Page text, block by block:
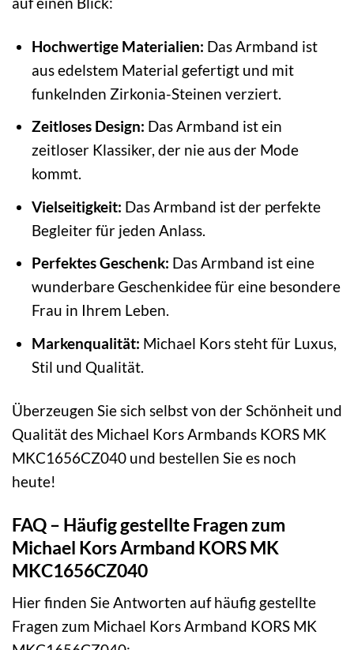
Hochwertige Materialien: Das Armband ist
aus edelstem Material gefertigt und mit
funkelnden Zirkonia-Steinen verziert.
Zeitloses Design: Das Armband ist ein
zeitloser Klassiker, der nie aus der Mode
kommt.
Vielseitigkeit: Das Armband ist der perfekte
Begleiter für jeden Anlass.
Perfektes Geschenk: Das Armband ist eine
wunderbare Geschenkidee für eine besondere
Frau in Ihrem Leben.
Markenqualität: Michael Kors steht für Luxus,
Stil und Qualität.
Überzeugen Sie sich selbst von der Schönheit und
Qualität des Michael Kors Armbands KORS MK
MKC1656CZ040 und bestellen Sie es noch
heute!
FAQ – Häufig gestellte Fragen zum
Michael Kors Armband KORS MK
MKC1656CZ040
Hier finden Sie Antworten auf häufig gestellte
Fragen zum Michael Kors Armband KORS MK